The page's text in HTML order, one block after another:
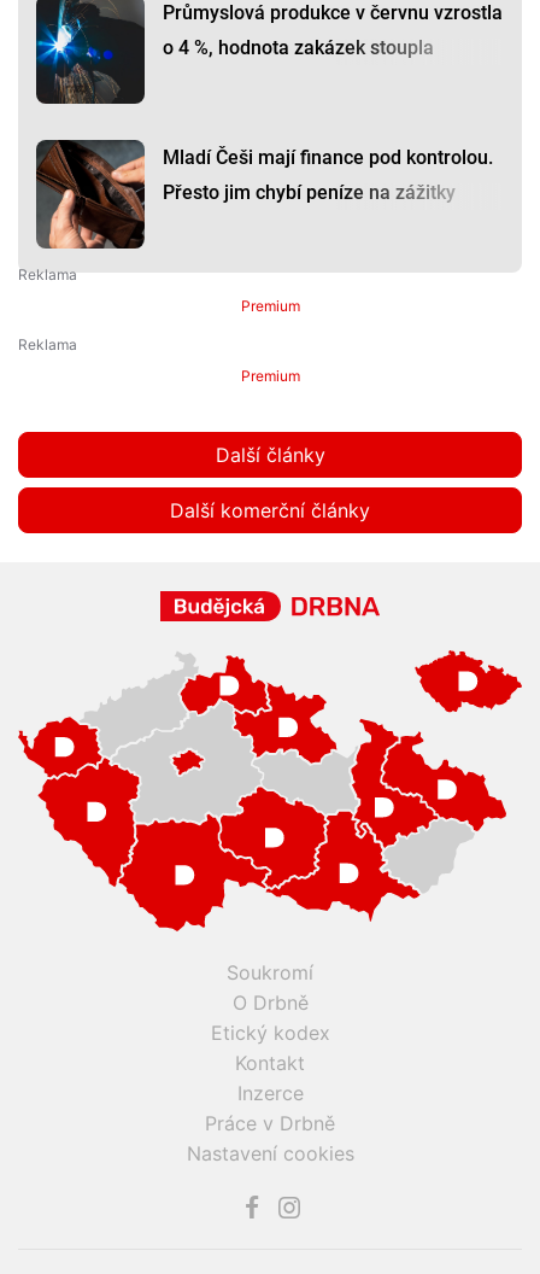
Průmyslová produkce v červnu vzrostla
o 4 %, hodnota zakázek stoupla
Mladí Češi mají finance pod kontrolou.
Přesto jim chybí peníze na zážitky
Premium
Premium
Další články
Další komerční články
Soukromí
O Drbně
Etický kodex
Kontakt
Inzerce
Práce v Drbně
Nastavení cookies